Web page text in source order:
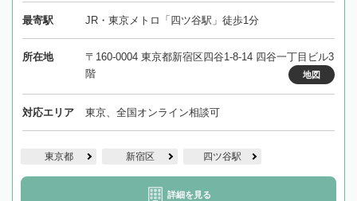
最寄駅 JR・東京メトロ「四ツ谷駅」徒歩1分
所在地
〒160-0004 東京都新宿区四谷1-8-14 四谷一丁目ビル3
階
地図
対応エリア 東京、全国オンライン相談可
東京都 新宿区 四ツ谷駅
詳細を見る